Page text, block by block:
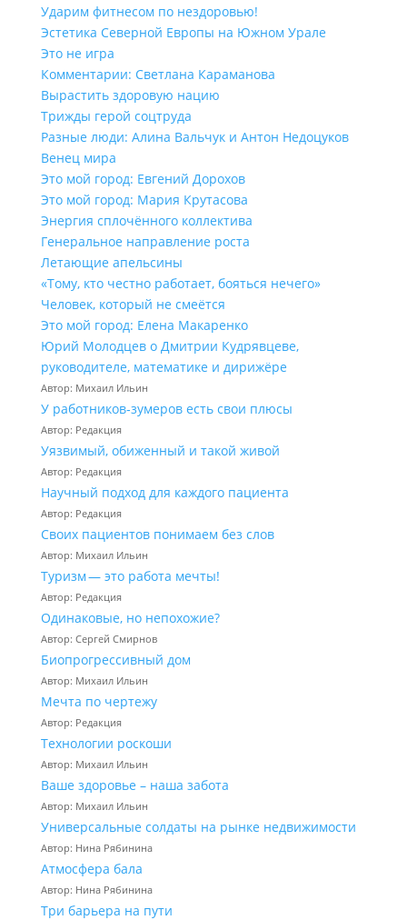
Ударим фитнесом по нездоровью!
Эстетика Северной Европы на Южном Урале
Это не игра
Комментарии: Светлана Караманова
Вырастить здоровую нацию
Трижды герой соцтруда
Разные люди: Алина Вальчук и Антон Недоцуков
Венец мира
Это мой город: Евгений Дорохов
Это мой город: Мария Крутасова
Энергия сплочённого коллектива
Генеральное направление роста
Летающие апельсины
«Тому, кто честно работает, бояться нечего»
Человек, который не смеётся
Это мой город: Елена Макаренко
Юрий Молодцев о Дмитрии Кудрявцеве,
руководителе, математике и дирижёре
Автор: Михаил Ильин
У работников‑зумеров есть свои плюсы
Автор: Редакция
Уязвимый, обиженный и такой живой
Автор: Редакция
Научный подход для каждого пациента
Автор: Редакция
Своих пациентов понимаем без слов
Автор: Михаил Ильин
Туризм — это работа мечты!
Автор: Редакция
Одинаковые, но непохожие?
Автор: Сергей Смирнов
Биопрогрессивный дом
Автор: Михаил Ильин
Мечта по чертежу
Автор: Редакция
Технологии роскоши
Автор: Михаил Ильин
Ваше здоровье – наша забота
Автор: Михаил Ильин
Универсальные солдаты на рынке недвижимости
Автор: Нина Рябинина
Атмосфера бала
Автор: Нина Рябинина
Три барьера на пути